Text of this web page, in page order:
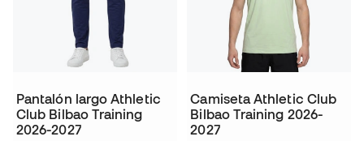
Pantalón largo Athletic
Club Bilbao Training
2026-2027
Camiseta Athletic Club
Bilbao Training 2026-
2027